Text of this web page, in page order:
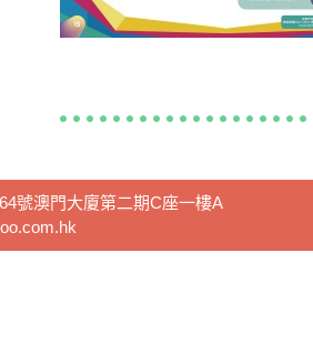
號澳門大廈第二期C座一樓A